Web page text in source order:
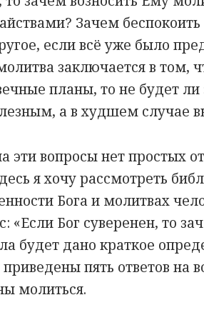
Зачем
если всё уже было
заключается в том,
планы, то не будет
а в худшем случае
эти вопросы нет простых
я хочу рассмотреть
Бога и молитвах
«Если Бог суверенен, то
будет дано краткое
приведены пять ответов на
молиться.